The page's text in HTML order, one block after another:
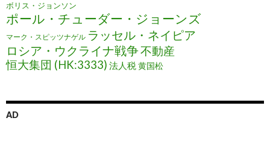
ボリス・ジョンソン
ポール・チューダー・ジョーンズ
マーク・スピッツナゲル ラッセル・ネイピア
ロシア・ウクライナ戦争不動産
恒大集団 (HK:3333) 法人税黄国松
AD